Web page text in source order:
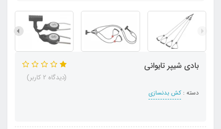
بادی شیپر تایوانی
دسته :کش بدنسازی
(دیدگاه 2 کاربر)